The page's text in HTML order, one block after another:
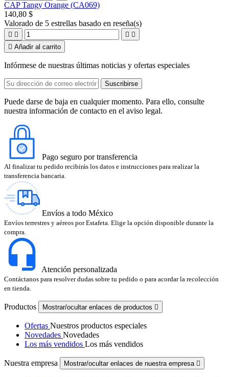
CAP Tangy Orange (CA069)
140,80 $
Valorado de 5 estrellas basado en reseña(s)
   
 Añadir al carrito
Infórmese de nuestras últimas noticias y ofertas especiales
Puede darse de baja en cualquier momento. Para ello, consulte
nuestra información de contacto en el aviso legal.
Pago seguro por transferencia
Al finalizar tu pedido recibirás los datos e instrucciones para realizar la
transferencia bancaria.
Envíos a todo México
Envíos terrestres y aéreos por Estafeta. Elige la opción disponible durante la
compra.
Atención personalizada
Contáctanos para resolver dudas sobre tu pedido o para acordar la recolección
en tienda.
Productos Mostrar/ocultar enlaces de productos 
Ofertas Nuestros productos especiales
Novedades Novedades
Los más vendidos Los más vendidos
Nuestra empresa Mostrar/ocultar enlaces de nuestra empresa 